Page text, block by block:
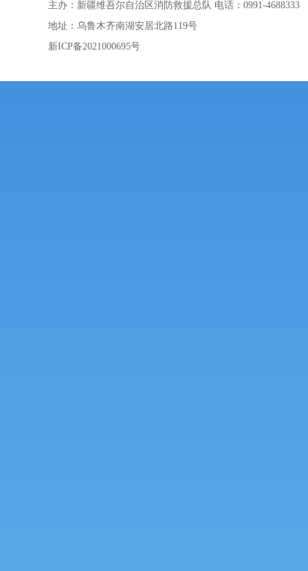
主办：新疆维吾尔自治区消防救援总队 电话：0991-4688333
地址：乌鲁木齐南湖安居北路119号
新ICP备2021000695号